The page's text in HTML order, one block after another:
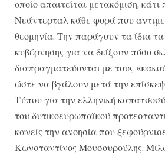
οποίο απαιτείται μετακόμιση,
Νεάντερταλ κάθε φορά που
θεομηνία. Την παράγουν τα ίδια
κυβέρνησης για να δείξουν πόσο
διαπραγματεύονται με τους
ώστε να βγάλουν μετά την
Τύπου για την ελληνική
του δυτικοευρωπαϊκού
κανείς την ανοησία που
Κωνσταντίνος Μουσουρούλης.